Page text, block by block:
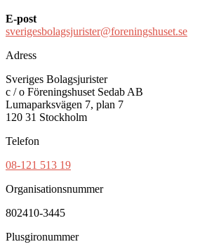
E-post
sverigesbolagsjurister@foreningshuset.se
Adress
Sveriges Bolagsjurister
c / o Föreningshuset Sedab AB
Lumaparksvägen 7, plan 7
120 31 Stockholm
Telefon
08-121 513 19
Organisationsnummer
802410-3445
Plusgironummer